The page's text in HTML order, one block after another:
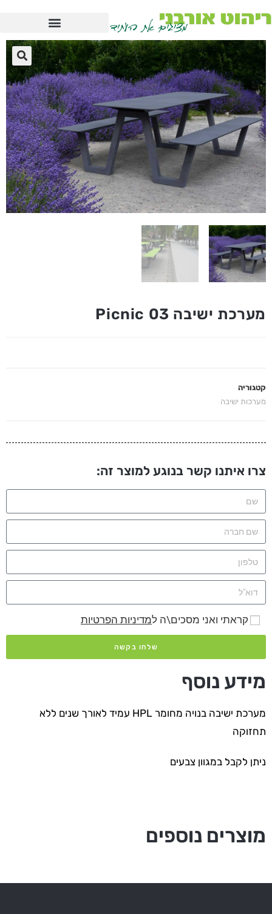
מערכת ישיבה Picnic 03
קטגוריה
מערכות ישיבה
צרו איתנו קשר בנוגע למוצר זה:
קראתי ואני מסכים\ה למדיניות הפרטיות
שלחו בקשה
מידע נוסף
מערכת ישיבה בנויה מחומר HPL עמיד לאורך שנים ללא
תחזוקה
ניתן לקבל במגוון צבעים
מוצרים נוספים